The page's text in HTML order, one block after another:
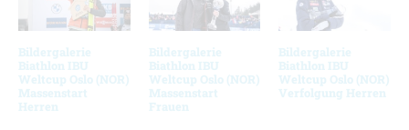
Bildergalerie
Biathlon IBU
Weltcup Oslo (NOR)
Massenstart
Herren
Bildergalerie
Biathlon IBU
Weltcup Oslo (NOR)
Massenstart
Frauen
Bildergalerie
Biathlon IBU
Weltcup Oslo (NOR)
Verfolgung Herren